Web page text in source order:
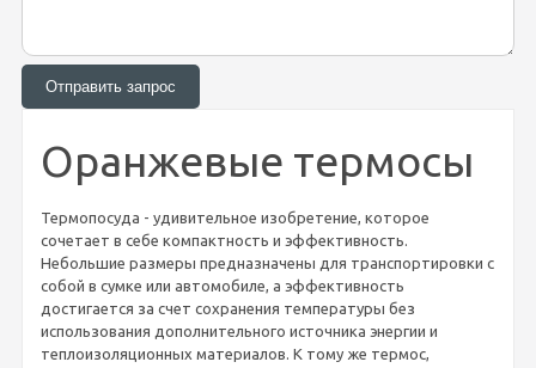
Оранжевые термосы
Термопосуда - удивительное изобретение, которое
сочетает в себе компактность и эффективность.
Небольшие размеры предназначены для транспортировки с
собой в сумке или автомобиле, а эффективность
достигается за счет сохранения температуры без
использования дополнительного источника энергии и
теплоизоляционных материалов. К тому же термос,